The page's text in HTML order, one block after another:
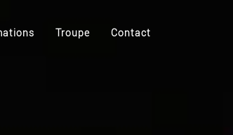
Troupe Contact